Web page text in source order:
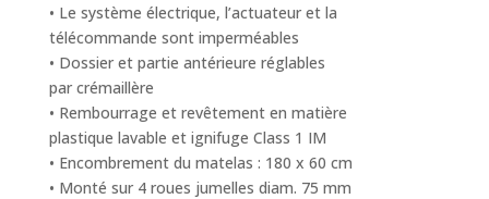
• Le système électrique, l’actuateur et la
télécommande sont imperméables
• Dossier et partie antérieure réglables
par crémaillère
• Rembourrage et revêtement en matière
plastique lavable et ignifuge Class 1 IM
• Encombrement du matelas : 180 x 60 cm
• Monté sur 4 roues jumelles diam. 75 mm